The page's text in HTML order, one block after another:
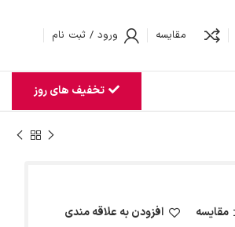
مقایسه ورود / ثبت نام
تخفیف های روز
مقایسه افزودن به علاقه مندی